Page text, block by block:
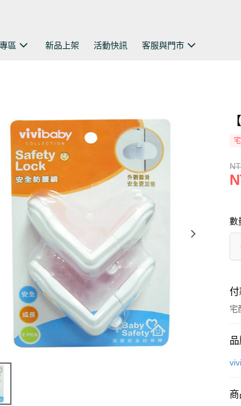
區 新品上架 活動快訊 客服與門市
數
宅
信